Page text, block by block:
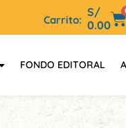
Carrito:
S/
0.00
FONDO EDITORAL